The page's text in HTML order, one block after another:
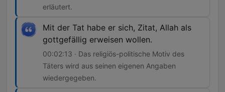
erläutert.
Mit der Tat habe er sich, Zitat, Allah als
gottgefällig erweisen wollen.
00:02:13 · Das religiös-politische Motiv des
Täters wird aus seinen eigenen Angaben
wiedergegeben.